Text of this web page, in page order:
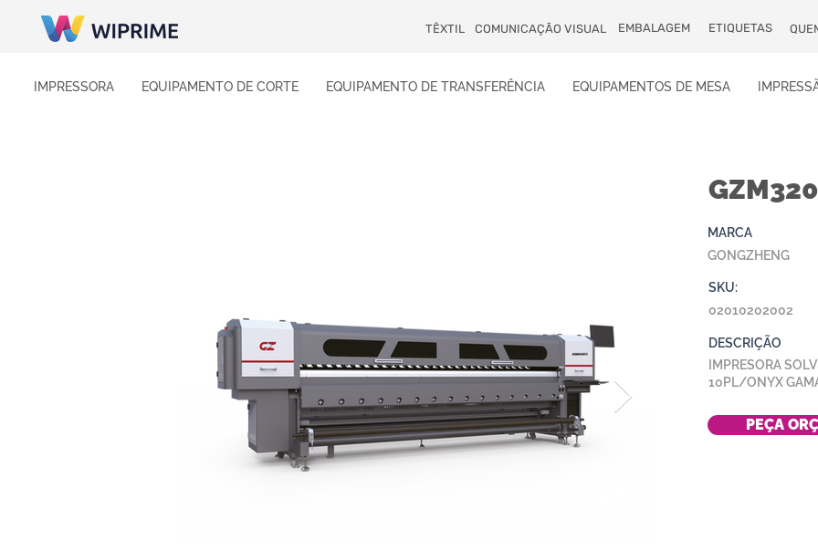
TÊXTIL COMUNICAÇÃO VISUAL EMBALAGEM ETIQUETAS
IMPRESSORA EQUIPAMENTO DE CORTE EQUIPAMENTO DE TRANSFERÊNCIA EQUIPAMENTOS DE MESA
MARCA
GONGZHENG
SKU:
02010202002
DESCRIÇÃO
IMPRESORA
10PL/ONYX
PEÇA